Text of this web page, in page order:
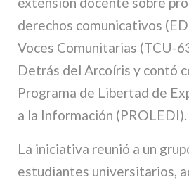
derechos comunicativos
Voces Comunitarias (TCU-
Detrás del Arcoíris y contó
Programa de Libertad de
a la Información (PROLEDI).
La iniciativa reunió a un
estudiantes universitarios,